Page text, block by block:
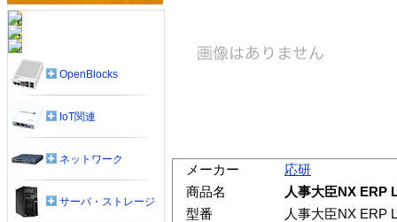
メーカー
応研
商品名
人事大臣NX ERP
型番
人事大臣NX ERP
OpenBlocks
IoT関連
ネットワーク
サーバ・ストレージ